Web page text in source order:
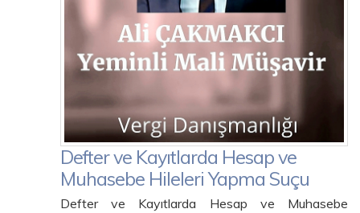
Defter ve Kayıtlarda Hesap ve
Muhasebe Hileleri Yapma Suçu
Defter ve Kayıtlarda Hesap ve Muhasebe